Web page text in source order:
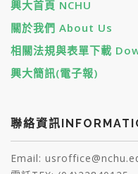
興大首頁 NCHU
關於我們 About Us
相關法規與表單下載
興大簡訊(電子報)
聯絡資訊
Email: